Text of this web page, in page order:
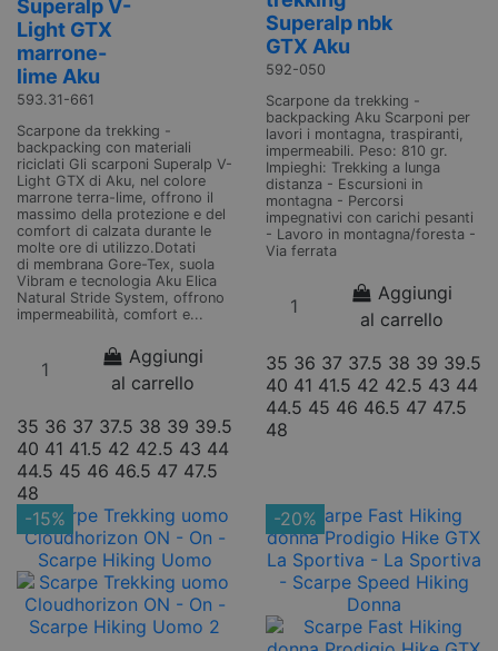
Superalp V-
Light GTX
marrone-
lime Aku
593.31-661
Scarpone da trekking -
backpacking con materiali
riciclati Gli scarponi Superalp V-
Light GTX di Aku, nel colore
marrone terra-lime, offrono il
massimo della protezione e del
comfort di calzata durante le
molte ore di utilizzo.Dotati
di membrana Gore-Tex, suola
Vibram e tecnologia Aku Elica
Natural Stride System, offrono
impermeabilità, comfort e...
Aggiungi
al carrello
35 36 37 37.5 38 39 39.5
40 41 41.5 42 42.5 43 44
44.5 45 46 46.5 47 47.5
48
Superalp nbk
GTX Aku
592-050
Scarpone da trekking -
backpacking Aku Scarponi per
lavori i montagna, traspiranti,
impermeabili. Peso: 810 gr.
Impieghi: Trekking a lunga
distanza - Escursioni in
montagna - Percorsi
impegnativi con carichi pesanti
- Lavoro in montagna/foresta -
Via ferrata
Aggiungi
al carrello
35 36 37 37.5 38 39 39.5
40 41 41.5 42 42.5 43 44
44.5 45 46 46.5 47 47.5
48
-15% -20%